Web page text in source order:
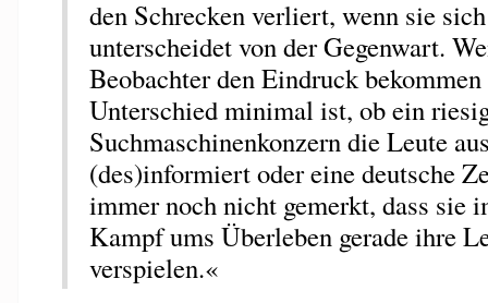
den Schrecken verliert, wenn sie
unterscheidet von der Gegenwart.
Beobachter den Eindruck
Unterschied minimal ist, ob ein
Suchmaschinenkonzern die Leute
(des)informiert oder eine deutsche
immer noch nicht gemerkt, dass sie
Kampf ums Überleben gerade ihre
verspielen.«